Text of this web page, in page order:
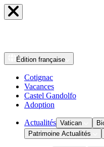
Édition française
Cotignac
Vacances
Castel Gandolfo
Adoption
Actualités Vatican
Patrimoine Actualités